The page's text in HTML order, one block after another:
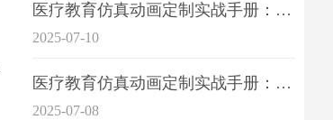
医疗教育仿真动画定制实战手册：击破传统医学教育7大痛点
2025-07-10
医疗教育仿真动画定制实战手册：解决传统教学的7大痛点
2025-07-08